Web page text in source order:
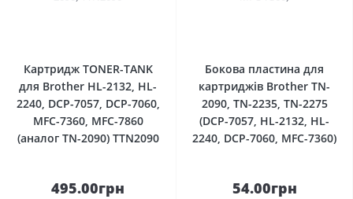
Картридж TONER-TANK
для Brother HL-2132, HL-
2240, DCP-7057, DCP-7060,
MFC-7360, MFC-7860
(аналог TN-2090) TTN2090
495.00грн
Бокова пластина для
картриджів Brother TN-
2090, TN-2235, TN-2275
(DCP-7057, HL-2132, HL-
2240, DCP-7060, MFC-7360)
54.00грн